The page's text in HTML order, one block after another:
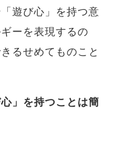
遊び心」を持つ意
ーを表現するの
るせめてものこと
」を持つことは簡